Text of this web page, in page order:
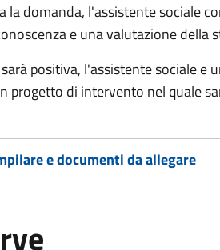
la domanda, l'assistente sociale
e una valutazione della
positiva, l'assistente sociale e
progetto di intervento nel quale
e documenti da allegare